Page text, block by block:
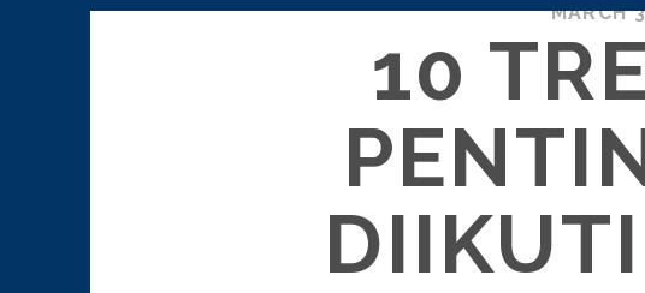
MARCH
10